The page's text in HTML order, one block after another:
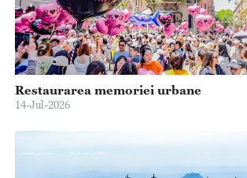
Restaurarea memoriei urbane
14-Jul-2026